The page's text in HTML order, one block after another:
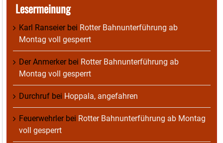
Lesermeinung
Karl Ranseierbei Rotter Bahnunterführung ab
Montag voll gesperrt
Der Anmerkerbei Rotter Bahnunterführung ab
Montag voll gesperrt
Durchruf bei Hoppala, angefahren
Feuerwehrlerbei Rotter Bahnunterführung ab Montag
voll gesperrt